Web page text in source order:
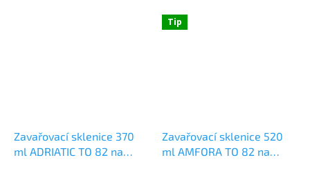
Zavařovací sklenice 370
ml ADRIATIC TO 82 na
Tip
Zavařovací sklenice 520
ml AMFORA TO 82 na